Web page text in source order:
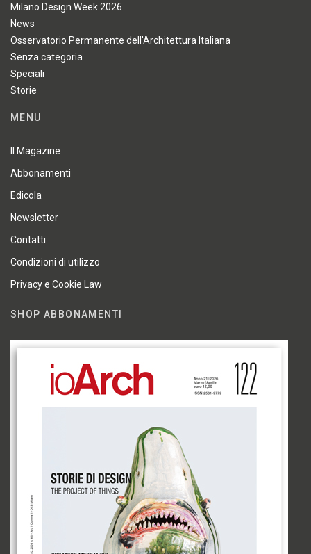
Milano Design Week 2026
News
Osservatorio Permanente dell'Architettura Italiana
Senza categoria
Speciali
Storie
MENU
Il Magazine
Abbonamenti
Edicola
Newsletter
Contatti
Condizioni di utilizzo
Privacy e Cookie Law
SHOP ABBONAMENTI